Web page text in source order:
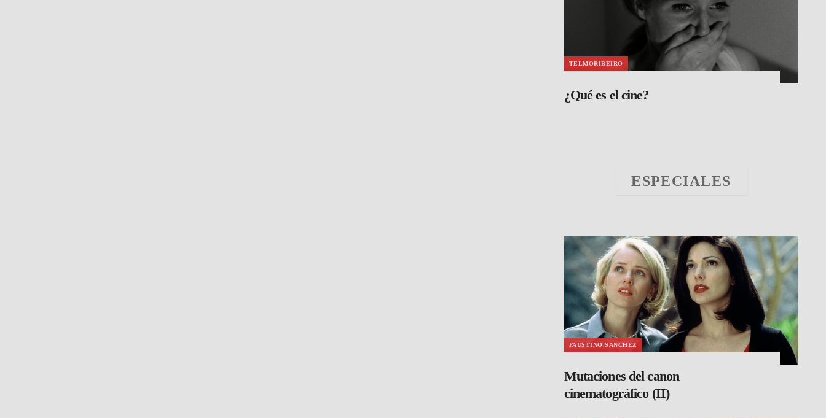
TELMORIBEIRO
¿Qué es el cine?
ESPECIALES
FAUSTINO.SANCHEZ
Mutaciones del canon
cinematográfico (II)